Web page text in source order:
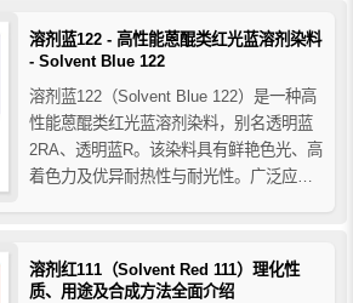
应用领域及合成工艺，为塑料与纤维染色
提供专业参考。
溶剂蓝122 - 高性能蒽醌类红光蓝溶剂染料
- Solvent Blue 122
溶剂蓝122（Solvent Blue 122）是一种高
性能蒽醌类红光蓝溶剂染料，别名透明蓝
2RA、透明蓝R。该染料具有鲜艳色光、高
着色力及优异耐热性与耐光性。广泛应用
域，提供高透明度、强稳定性和低迁移性
的理想蓝色解决方案。
溶剂红111（Solvent Red 111）理化性
质、用途及合成方法全面介绍